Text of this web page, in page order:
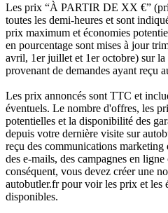
Les prix “À PARTIR DE XX €”
toutes les demi-heures et sont
prix maximum et économies
en pourcentage sont mises à jour
avril, 1er juillet et 1er octobre) sur la
provenant de demandes ayant reçu
Les prix annoncés sont TTC et
éventuels. Le nombre d'offres, les
potentielles et la disponibilité des
depuis votre dernière visite sur
reçu des communications
des e-mails, des campagnes en
conséquent, vous devez créer une
autobutler.fr pour voir les prix et les
disponibles.